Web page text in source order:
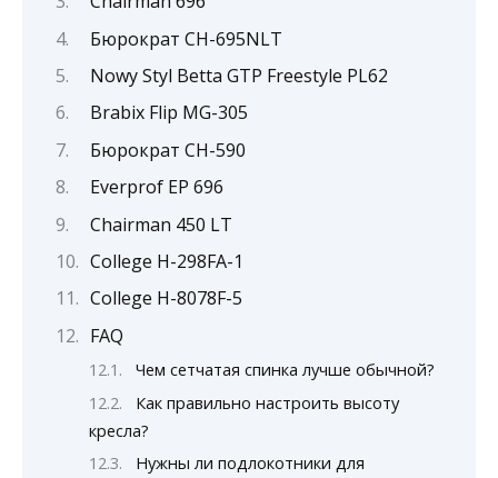
Бюрократ CH-695NLT
Nowy Styl Betta GTP Freestyle PL62
Brabix Flip MG-305
Бюрократ CH-590
Everprof EP 696
Chairman 450 LT
College H-298FA-1
College H-8078F-5
FAQ
Чем сетчатая спинка лучше обычной?
Как правильно настроить высоту
кресла?
Нужны ли подлокотники для